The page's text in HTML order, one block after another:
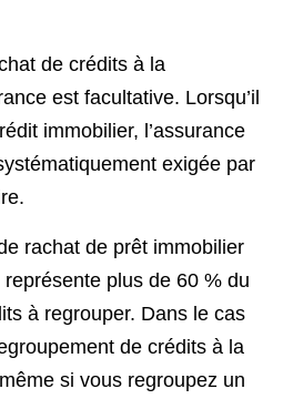
de crédits à la
est facultative. Lorsqu’il
immobilier, l’assurance
exigée par
rachat de prêt immobilier
plus de 60 % du
à regrouper. Dans le cas
de crédits à la
si vous regroupez un